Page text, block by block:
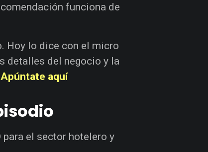
funciona de
Hoy lo dice con el micro
detalles del negocio y la
aquí
el sector hotelero y